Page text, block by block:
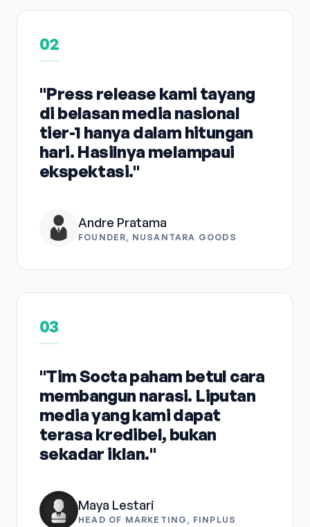
02
"Press release kami tayang
di belasan media nasional
tier-1 hanya dalam hitungan
hari. Hasilnya melampaui
ekspektasi."
Andre Pratama
FOUNDER, NUSANTARA GOODS
03
"Tim Socta paham betul cara
membangun narasi. Liputan
media yang kami dapat
terasa kredibel, bukan
sekadar iklan."
Maya Lestari
HEAD OF MARKETING, FINPLUS